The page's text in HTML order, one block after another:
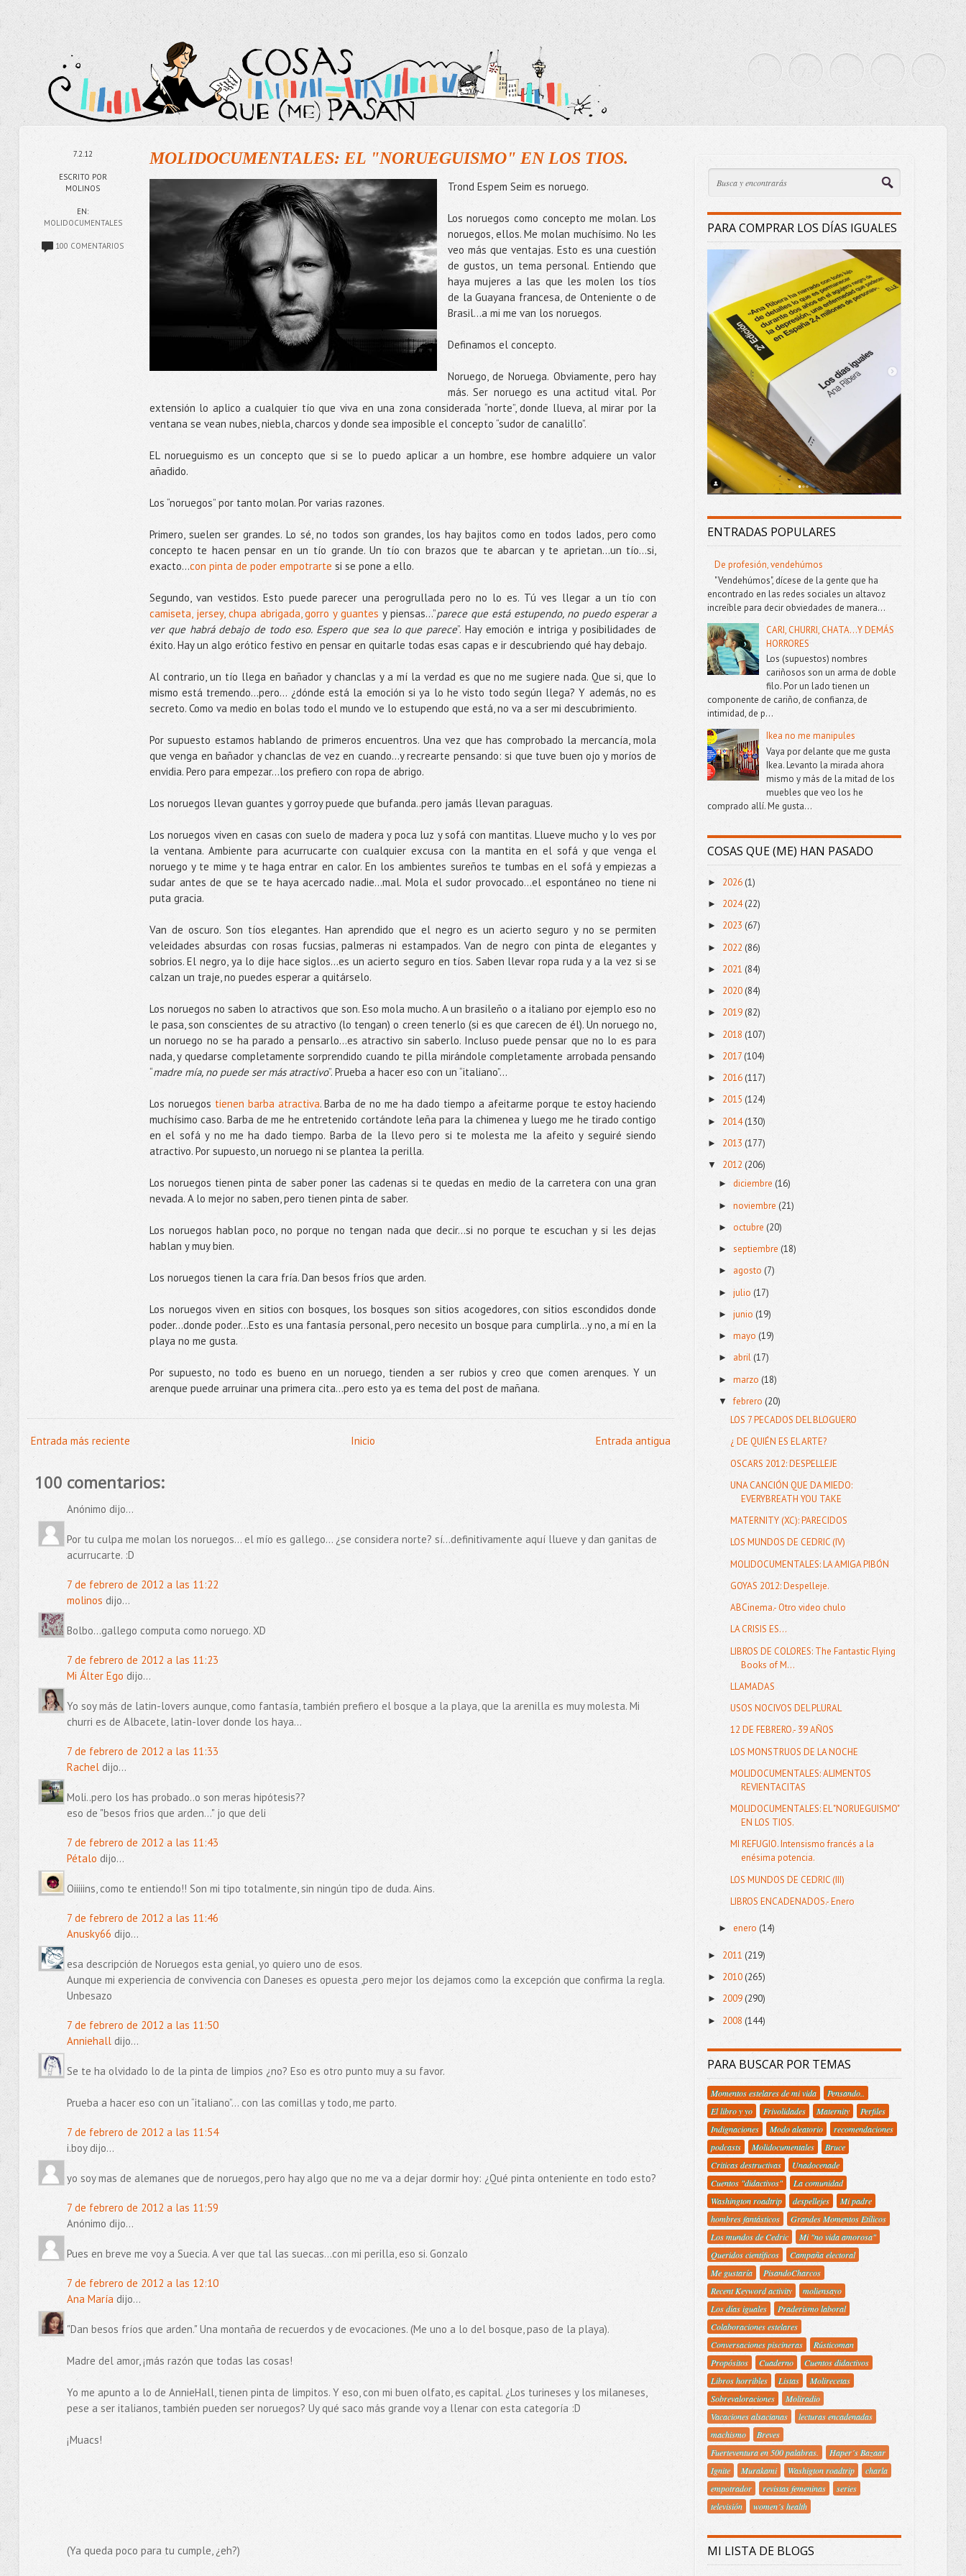
7.2.12
ESCRITO POR
MOLINOS
EN:
MOLIDOCUMENTALES
100 COMENTARIOS
MOLIDOCUMENTALES: EL "NORUEGUISMO" EN LOS TIOS.
Trond Espem Seim es noruego.
Los noruegos como concepto me molan. Los
noruegos, ellos. Me molan muchísimo. No les
veo más que ventajas. Esto es una cuestión
de gustos, un tema personal. Entiendo que
haya mujeres a las que les molen los tíos
de la Guayana francesa, de Onteniente o de
Brasil…a mi me van los noruegos.
Definamos el concepto.
Noruego, de Noruega. Obviamente, pero hay
más. Ser noruego es una actitud vital. Por
extensión lo aplico a cualquier tío que viva en una zona considerada “norte”, donde llueva, al mirar por la
ventana se vean nubes, niebla, charcos y donde sea imposible el concepto “sudor de canalillo”.
EL norueguismo es un concepto que si se lo puedo aplicar a un hombre, ese hombre adquiere un valor
añadido.
Los “noruegos” por tanto molan. Por varias razones.
Primero, suelen ser grandes. Lo sé, no todos son grandes, los hay bajitos como en todos lados, pero como
concepto te hacen pensar en un tío grande. Un tío con brazos que te abarcan y te aprietan…un tío...si,
exacto...con pinta de poder empotrarte si se pone a ello.
Segundo, van vestidos. Esto puede parecer una perogrullada pero no lo es. Tú ves llegar a un tío con
camiseta, jersey, chupa abrigada, gorro y guantes y piensas...”parece que está estupendo, no puedo esperar a
ver que habrá debajo de todo eso. Espero que sea lo que parece”. Hay emoción e intriga y posibilidades de
éxito. Hay un algo erótico festivo en pensar en quitarle todas esas capas e ir descubriendo qué hay debajo.
Al contrario, un tío llega en bañador y chanclas y a mí la verdad es que no me sugiere nada. Que si, que lo
mismo está tremendo...pero... ¿dónde está la emoción si ya lo he visto todo según llega? Y además, no es
secreto. Como va medio en bolas todo el mundo ve lo estupendo que está, no va a ser mi descubrimiento.
Por supuesto estamos hablando de primeros encuentros. Una vez que has comprobado la mercancía, mola
que venga en bañador y chanclas de vez en cuando…y recrearte pensando: si que tuve buen ojo y moríos de
envidia. Pero para empezar...los prefiero con ropa de abrigo.
Los noruegos llevan guantes y gorroy puede que bufanda..pero jamás llevan paraguas.
Los noruegos viven en casas con suelo de madera y poca luz y sofá con mantitas. Llueve mucho y lo ves por
la ventana. Ambiente para acurrucarte con cualquier excusa con la mantita en el sofá y que venga el
noruego y te mime y te haga entrar en calor. En los ambientes sureños te tumbas en el sofá y empiezas a
sudar antes de que se te haya acercado nadie...mal. Mola el sudor provocado…el espontáneo no tiene ni
puta gracia.
Van de oscuro. Son tíos elegantes. Han aprendido que el negro es un acierto seguro y no se permiten
veleidades absurdas con rosas fucsias, palmeras ni estampados. Van de negro con pinta de elegantes y
sobrios. El negro, ya lo dije hace siglos…es un acierto seguro en tíos. Saben llevar ropa ruda y a la vez si se
calzan un traje, no puedes esperar a quitárselo.
Los noruegos no saben lo atractivos que son. Eso mola mucho. A un brasileño o a italiano por ejemplo eso no
le pasa, son conscientes de su atractivo (lo tengan) o creen tenerlo (si es que carecen de él). Un noruego no,
un noruego no se ha parado a pensarlo…es atractivo sin saberlo. Incluso puede pensar que no lo es para
nada, y quedarse completamente sorprendido cuando te pilla mirándole completamente arrobada pensando
“madre mía, no puede ser más atractivo”. Prueba a hacer eso con un “italiano”…
Los noruegos tienen barba atractiva. Barba de no me ha dado tiempo a afeitarme porque te estoy haciendo
muchísimo caso. Barba de me he entretenido cortándote leña para la chimenea y luego me he tirado contigo
en el sofá y no me ha dado tiempo. Barba de la llevo pero si te molesta me la afeito y seguiré siendo
atractivo. Por supuesto, un noruego ni se plantea la perilla.
Los noruegos tienen pinta de saber poner las cadenas si te quedas en medio de la carretera con una gran
nevada. A lo mejor no saben, pero tienen pinta de saber.
Los noruegos hablan poco, no porque no tengan nada que decir...si no porque te escuchan y si les dejas
hablan y muy bien.
Los noruegos tienen la cara fría. Dan besos fríos que arden.
Los noruegos viven en sitios con bosques, los bosques son sitios acogedores, con sitios escondidos donde
poder...donde poder…Esto es una fantasía personal, pero necesito un bosque para cumplirla...y no, a mí en la
playa no me gusta.
Por supuesto, no todo es bueno en un noruego, tienden a ser rubios y creo que comen arenques. Y un
arenque puede arruinar una primera cita…pero esto ya es tema del post de mañana.
Entrada más reciente Entrada antigua
Inicio
100 comentarios:
Anónimo dijo...
Por tu culpa me molan los noruegos... el mío es gallego... ¿se considera norte? sí...definitivamente aquí llueve y dan ganitas de
acurrucarte. :D
7 de febrero de 2012 a las 11:22
molinos dijo...
Bolbo...gallego computa como noruego. XD
7 de febrero de 2012 a las 11:23
Mi Álter Ego dijo...
Yo soy más de latin-lovers aunque, como fantasía, también prefiero el bosque a la playa, que la arenilla es muy molesta. Mi
churri es de Albacete, latin-lover donde los haya...
7 de febrero de 2012 a las 11:33
Racheldijo...
Moli..pero los has probado..o son meras hipótesis??
eso de "besos frios que arden..." jo que deli
7 de febrero de 2012 a las 11:43
Pétalo dijo...
Oiiiiins, como te entiendo!! Son mi tipo totalmente, sin ningún tipo de duda. Ains.
7 de febrero de 2012 a las 11:46
Anusky66 dijo...
esa descripción de Noruegos esta genial, yo quiero uno de esos.
Aunque mi experiencia de convivencia con Daneses es opuesta ,pero mejor los dejamos como la excepción que confirma la regla.
Unbesazo
7 de febrero de 2012 a las 11:50
Anniehalldijo...
Se te ha olvidado lo de la pinta de limpios ¿no? Eso es otro punto muy a su favor.
Prueba a hacer eso con un “italiano”… con las comillas y todo, me parto.
7 de febrero de 2012 a las 11:54
i.boy dijo...
yo soy mas de alemanes que de noruegos, pero hay algo que no me va a dejar dormir hoy: ¿Qué pinta onteniente en todo esto?
7 de febrero de 2012 a las 11:59
Anónimo dijo...
Pues en breve me voy a Suecia. A ver que tal las suecas...con mi perilla, eso si. Gonzalo
7 de febrero de 2012 a las 12:10
Ana Maríadijo...
"Dan besos fríos que arden." Una montaña de recuerdos y de evocaciones. (Me uno a lo del bosque, paso de la playa).
Madre del amor, ¡más razón que todas las cosas!
Yo me apunto a lo de AnnieHall, tienen pinta de limpitos. Y eso, con mi buen olfato, es capital. ¿Los turineses y los milaneses,
pese a ser italianos, también pueden ser noruegos? Uy qué saco más grande voy a llenar con esta categoría :D
¡Muacs!
(Ya queda poco para tu cumple, ¿eh?)
PARA COMPRAR LOS DÍAS IGUALES
ENTRADAS POPULARES
De profesión, vendehúmos
"Vendehúmos", dícese de la gente que ha
encontrado en las redes sociales un altavoz
increíble para decir obviedades de manera...
CARI, CHURRI, CHATA...Y DEMÁS
HORRORES
Los (supuestos) nombres
cariñosos son un arma de doble
filo. Por un lado tienen un
componente de cariño, de confianza, de
intimidad, de p...
Ikea no me manipules
Vaya por delante que me gusta
Ikea. Levanto la mirada ahora
mismo y más de la mitad de los
muebles que veo los he
comprado allí. Me gusta...
COSAS QUE (ME) HAN PASADO
► 2026 (1)
► 2024(22)
► 2023 (67)
► 2022 (86)
► 2021 (84)
► 2020(84)
► 2019(82)
► 2018 (107)
► 2017 (104)
► 2016(117)
► 2015 (124)
► 2014(130)
► 2013 (177)
▼ 2012 (206)
►diciembre(16)
►noviembre (21)
► octubre(20)
►septiembre(18)
► agosto(7)
►julio(17)
►junio(19)
►mayo(19)
► abril(17)
►marzo(18)
▼febrero(20)
LOS 7 PECADOS DEL BLOGUERO
¿ DE QUIÉN ES EL ARTE?
OSCARS 2012: DESPELLEJE
UNA CANCIÓN QUE DA MIEDO:
EVERYBREATH YOU TAKE
MATERNITY (XC): PARECIDOS
LOS MUNDOS DE CEDRIC (IV)
MOLIDOCUMENTALES: LA AMIGA PIBÓN
GOYAS 2012: Despelleje.
ABCinema.- Otro video chulo
LA CRISIS ES...
LIBROS DE COLORES: The Fantastic Flying
Books of M...
LLAMADAS
USOS NOCIVOS DEL PLURAL
12 DE FEBRERO.- 39 AÑOS
LOS MONSTRUOS DE LA NOCHE
MOLIDOCUMENTALES: ALIMENTOS
REVIENTACITAS
MOLIDOCUMENTALES: EL "NORUEGUISMO"
EN LOS TIOS.
MI REFUGIO. Intensismo francés a la
enésima potencia.
LOS MUNDOS DE CEDRIC (III)
LIBROS ENCADENADOS.- Enero
►enero (14)
► 2011 (219)
► 2010 (265)
► 2009 (290)
► 2008 (144)
PARA BUSCAR POR TEMAS
Momentos estelares de mi vida
Pensando..
El libro y yo
Frivolidades Maternity
Perfiles
Indignaciones
Modo aleatorio
recomendaciones
podcasts
Molidocumentales
Bruce
Criticas destructivas
Unadocenade
Cuentos "didactivos"
La comunidad
Washington roadtrip
despellejes
Mi padre
hombres fantásticos
Grandes Momentos Etílicos
Los mundos de Cedric
Mi "no vida amorosa"
Queridos científicos
Campaña electoral
Me gustaría
PisandoCharcos
Recent Keyword activity
moliensayo
Los días iguales
Praderismo laboral
Colaboraciones estelares
Conversaciones piscineras
Rústicoman
Propósitos
Cuaderno
Cuentos didactivos
Libros horribles
Listas
Molirecetas
Sobrevaloraciones
Moliradio
Vacaciones alsacianas
lecturas encadenadas
machismo
Breves
Fuerteventura en 500 palabras.
Haper´s Bazaar
Ignite
Murakami Washigton roadtrip
charla
empotrador
revistas femeninas
series
televisión
women´s health
MI LISTA DE BLOGS